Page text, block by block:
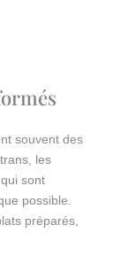
souvent des
les
sont
possible.
préparés,